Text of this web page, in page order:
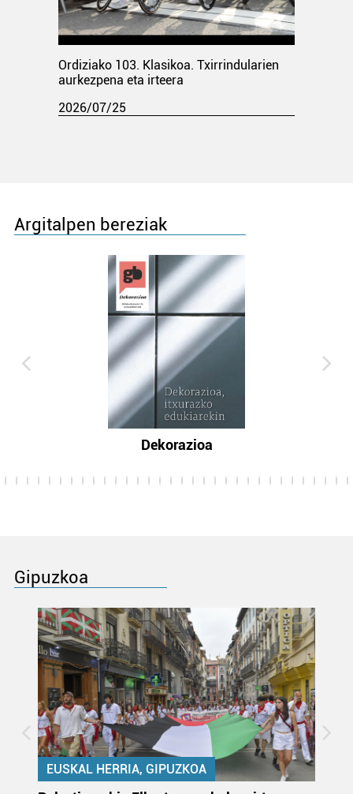
Ordiziako 103. Klasikoa. Txirrindularien
aurkezpena eta irteera
2026/07/25
Argitalpen bereziak
Dekorazioa
Gipuzkoa
EUSKAL HERRIA, GIPUZKOA